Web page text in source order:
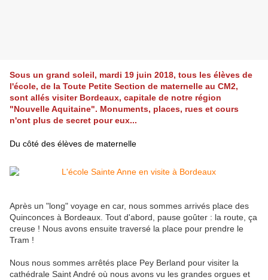
Sous un grand soleil, mardi 19 juin 2018, tous les élèves de
l'école, de la Toute Petite Section de maternelle au CM2,
sont allés visiter Bordeaux, capitale de notre région
"Nouvelle Aquitaine". Monuments, places, rues et cours
n'ont plus de secret pour eux...
Du côté des élèves de maternelle
Après un "long" voyage en car, nous sommes arrivés place des
Quinconces à Bordeaux. Tout d'abord, pause goûter : la route, ça
creuse ! Nous avons ensuite traversé la place pour prendre le
Tram !
Nous nous sommes arrêtés place Pey Berland pour visiter la
cathédrale Saint André où nous avons vu les grandes orgues et